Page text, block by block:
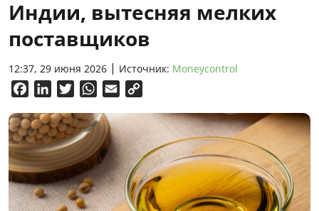
Индии, вытесняя мелких
поставщиков
12:37, 29 июня 2026 Источник: Moneycontrol
FacebookLinkedInTwitterWhatsApp
Email